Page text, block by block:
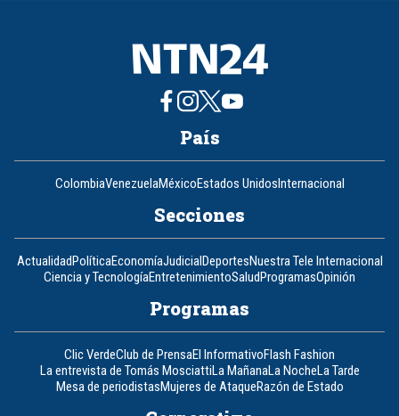
País
ColombiaVenezuelaMéxicoEstados UnidosInternacional
Secciones
ActualidadPolíticaEconomíaJudicialDeportesNuestra Tele Internacional
Ciencia y TecnologíaEntretenimientoSaludProgramasOpinión
Programas
Clic VerdeClub de PrensaEl InformativoFlash Fashion
La entrevista de Tomás MosciattiLa MañanaLa NocheLa Tarde
Mesa de periodistasMujeres de AtaqueRazón de Estado